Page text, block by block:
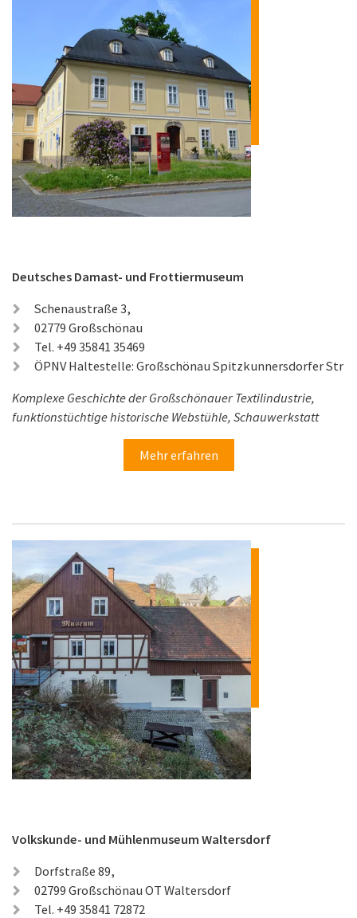
Deutsches Damast- und Frottiermuseum
Schenaustraße 3,
02779 Großschönau
Tel. +49 35841 35469
ÖPNV Haltestelle: Großschönau Spitzkunnersdorfer Str
Komplexe Geschichte der Großschönauer Textilindustrie,
funktionstüchtige historische Webstühle, Schauwerkstatt
Mehr erfahren
Volkskunde- und Mühlenmuseum Waltersdorf
Dorfstraße 89,
02799 Großschönau OT Waltersdorf
Tel. +49 35841 72872